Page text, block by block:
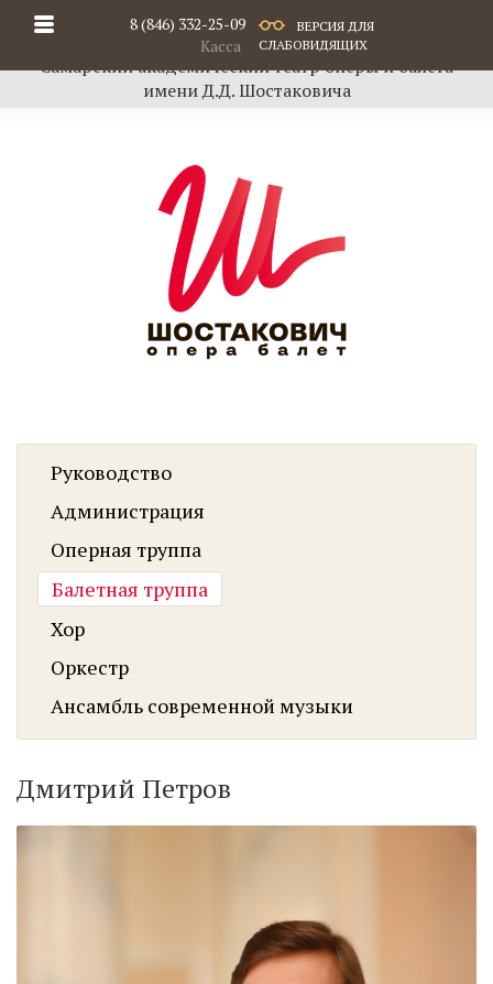
8 (846) 332-25-09
Касса
ВЕРСИЯ ДЛЯ
СЛАБОВИДЯЩИХ
Самарский академический театр оперы и балета
имени Д.Д. Шостаковича
Руководство
Администрация
Оперная труппа
Балетная труппа
Хор
Оркестр
Ансамбль современной музыки
Дмитрий Петров